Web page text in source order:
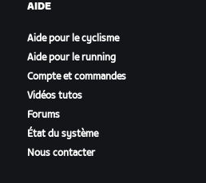
AIDE
Aide pour le cyclisme
Aide pour le running
Compte et commandes
Vidéos tutos
Forums
État du système
Nous contacter